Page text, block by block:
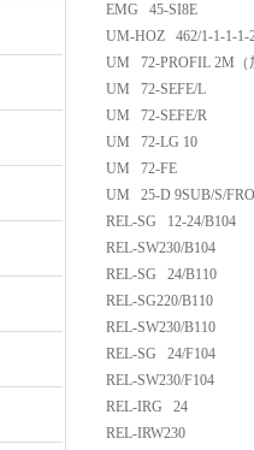
EMG 45-SI8E
UM-HOZ 462/1-1-1-1-
UM 72-PROFIL 2M（
UM 72-SEFE/L
UM 72-SEFE/R
UM 72-LG 10
UM 72-FE
UM 25-D 9SUB/S/
REL-SG 12-24/B104
REL-SW230/B104
REL-SG 24/B110
REL-SG220/B110
REL-SW230/B110
REL-SG 24/F104
REL-SW230/F104
REL-IRG 24
REL-IRW230